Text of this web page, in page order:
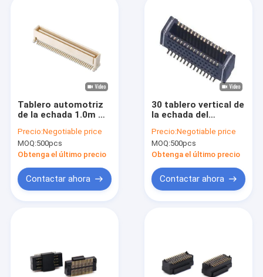
Tablero automotriz
de la echada 1.0m m
tablero del conector
al tablero Alfiler
Encabezamiento
Precio:Negotiable price
MOQ:500pcs
Obtenga el último precio
Contactar ahora
30 tablero vertical de
la echada del
Alfiler Board To
Board BTB para subir
al conector
Precio:Negotiable price
MOQ:500pcs
Obtenga el último precio
Contactar ahora